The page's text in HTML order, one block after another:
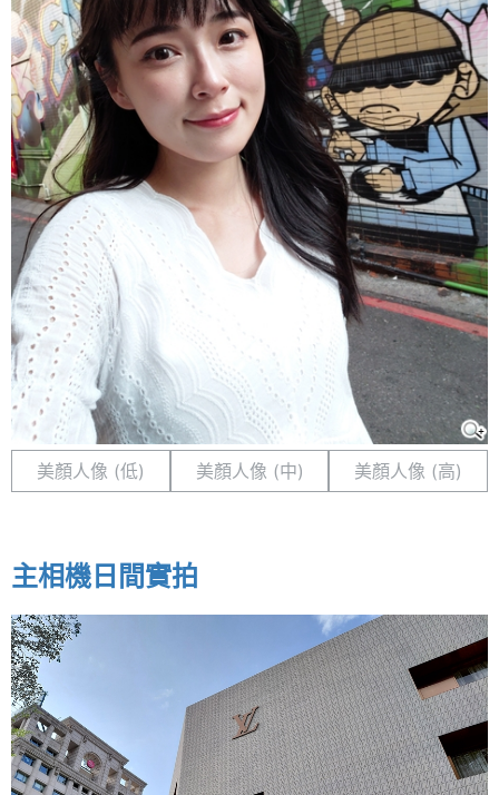
美顏人像 (低) 美顏人像 (中) 美顏人像 (高)
主相機日間實拍